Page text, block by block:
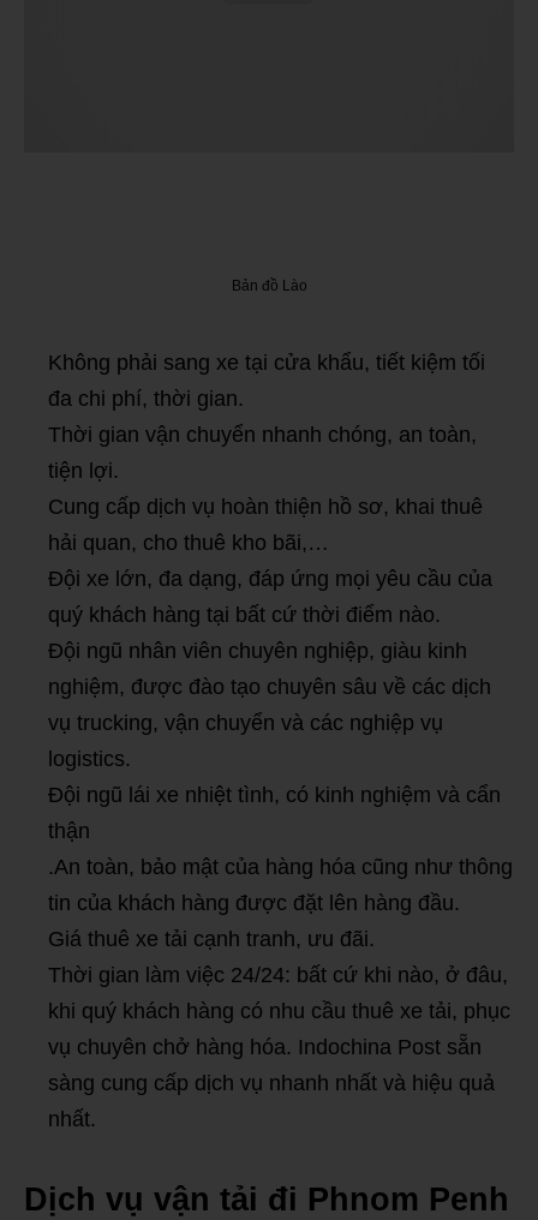
Bản đồ Lào
Không phải sang xe tại cửa khẩu, tiết kiệm tối
đa chi phí, thời gian.
Thời gian vận chuyển nhanh chóng, an toàn,
tiện lợi.
Cung cấp dịch vụ hoàn thiện hồ sơ, khai thuê
hải quan, cho thuê kho bãi,…
Đội xe lớn, đa dạng, đáp ứng mọi yêu cầu của
quý khách hàng tại bất cứ thời điểm nào.
Đội ngũ nhân viên chuyên nghiệp, giàu kinh
nghiệm, được đào tạo chuyên sâu về các dịch
vụ trucking, vận chuyển và các nghiệp vụ
logistics.
Đội ngũ lái xe nhiệt tình, có kinh nghiệm và cẩn
thận
.An toàn, bảo mật của hàng hóa cũng như thông
tin của khách hàng được đặt lên hàng đầu.
Giá thuê xe tải cạnh tranh, ưu đãi.
Thời gian làm việc 24/24: bất cứ khi nào, ở đâu,
khi quý khách hàng có nhu cầu thuê xe tải, phục
vụ chuyên chở hàng hóa. Indochina Post sẵn
sàng cung cấp dịch vụ nhanh nhất và hiệu quả
nhất.
Dịch vụ vận tải đi Phnom Penh